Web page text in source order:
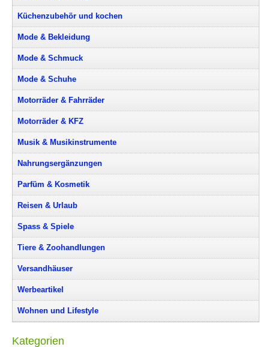
Küchenzubehör und kochen
Mode & Bekleidung
Mode & Schmuck
Mode & Schuhe
Motorräder & Fahrräder
Motorräder & KFZ
Musik & Musikinstrumente
Nahrungsergänzungen
Parfüm & Kosmetik
Reisen & Urlaub
Spass & Spiele
Tiere & Zoohandlungen
Versandhäuser
Werbeartikel
Wohnen und Lifestyle
Kategorien